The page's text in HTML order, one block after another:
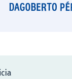
DAGOBERTO